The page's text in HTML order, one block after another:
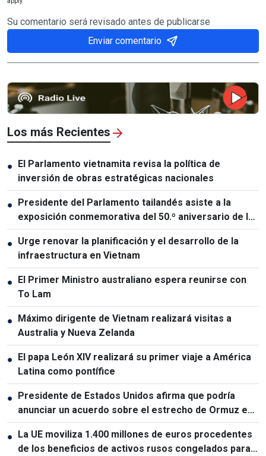
Su comentario será revisado antes de publicarse
Enviar comentario
Los más Recientes
● El Parlamento vietnamita revisa la política de
inversión de obras estratégicas nacionales
● Presidente del Parlamento tailandés asiste a la
exposición conmemorativa del 50.º aniversario de las
relaciones Vietnam-Tailandia
● Urge renovar la planificación y el desarrollo de la
infraestructura en Vietnam
● El Primer Ministro australiano espera reunirse con
To Lam
● Máximo dirigente de Vietnam realizará visitas a
Australia y Nueva Zelanda
● El papa León XIV realizará su primer viaje a América
Latina como pontífice
● Presidente de Estados Unidos afirma que podría
anunciar un acuerdo sobre el estrecho de Ormuz en
las próximas 48 horas
● La UE moviliza 1.400 millones de euros procedentes
de los beneficios de activos rusos congelados para